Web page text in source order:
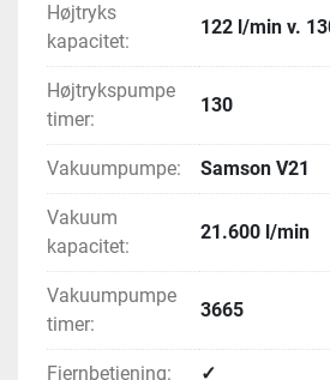
Højtryks
kapacitet:
122 l/min v.
Højtrykspumpe
timer:
130
Vakuumpumpe: Samson V21
Vakuum
kapacitet:
21.600 l/min
Vakuumpumpe
timer:
3665
Fjernbetjening: ✓